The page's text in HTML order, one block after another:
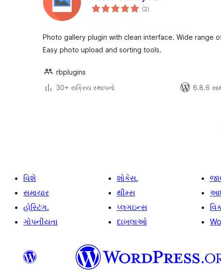
(2કુલ
રેટિંગ્સ
)
Photo gallery plugin with clean interface. Wide range
Easy photo upload and sorting tools.
rbplugins
30+ સક્રિય સ્થાપનો
6.8.6
વિશે
સમાચાર
હોસ્ટિંગ.
ગોપનીયતા
શોકેસ.
થીમ્સ
પ્લગઇન્સ
દાખલાઓ